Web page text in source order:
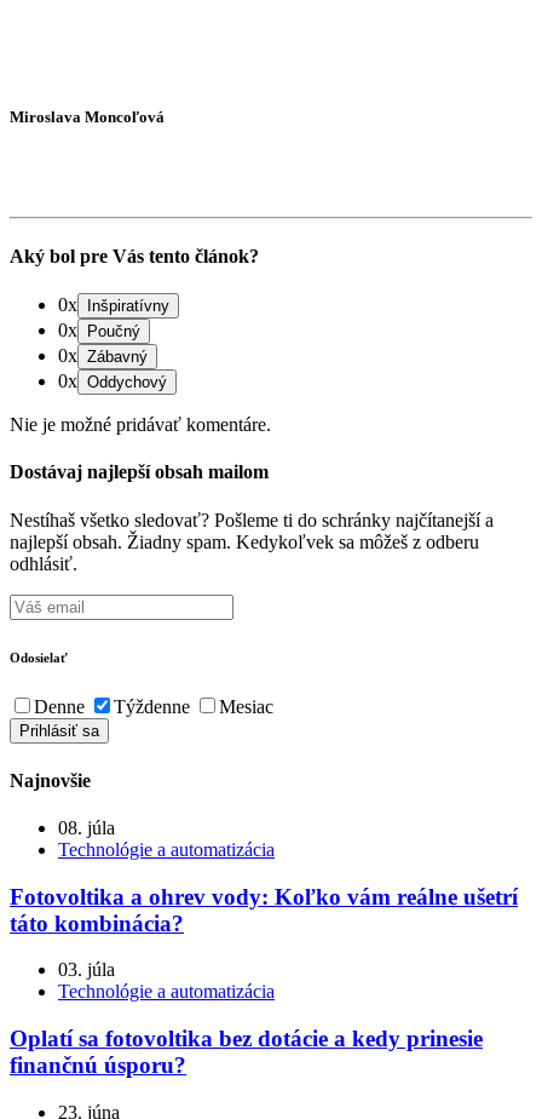
Miroslava Moncoľová
Aký bol pre Vás tento článok?
0x
0x
0x
0x
Nie je možné pridávať komentáre.
Dostávaj najlepší obsah mailom
Nestíhaš všetko sledovať? Pošleme ti do schránky najčítanejší a
najlepší obsah. Žiadny spam. Kedykoľvek sa môžeš z odberu
odhlásiť.
Odosielať
Denne Týždenne Mesiac
Najnovšie
08. júla
Technológie a automatizácia
Fotovoltika a ohrev vody: Koľko vám reálne ušetrí
táto kombinácia?
03. júla
Technológie a automatizácia
Oplatí sa fotovoltika bez dotácie a kedy prinesie
finančnú úsporu?
23. júna